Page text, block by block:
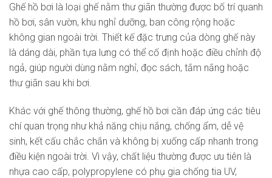
Ghế hồ bơi là loại ghế nằm thư giãn thường được bố trí quanh
hồ bơi, sân vườn, khu nghỉ dưỡng, ban công rộng hoặc
không gian ngoài trời. Thiết kế đặc trưng của dòng ghế này
là dáng dài, phần tựa lưng có thể cố định hoặc điều chỉnh độ
ngả, giúp người dùng nằm nghỉ, đọc sách, tắm nắng hoặc
thư giãn sau khi bơi.
Khác với ghế thông thường, ghế hồ bơi cần đáp ứng các tiêu
chí quan trọng như khả năng chịu nắng, chống ẩm, dễ vệ
sinh, kết cấu chắc chắn và không bị xuống cấp nhanh trong
điều kiện ngoài trời. Vì vậy, chất liệu thường được ưu tiên là
nhựa cao cấp, polypropylene có phụ gia chống tia UV,